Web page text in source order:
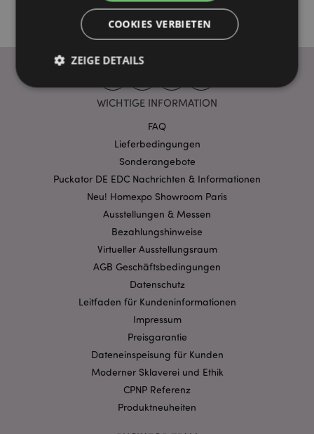
WICHTIGE INFORMATION
FAQ
Lieferbedingungen
Sonderangebote
Puckator DE EDC Nachrichten & Informationen
Neu! Homexpo Showroom Paris
Ausstellungen & Messen
Bezahlungshinweise
Virtueller Ausstellungsraum
AGB Geschäftsbedingungen
Datenschutz
Leitfaden für Kundeninformationen
Impressum
Preisgarantie
Dateneinspeisung für Kunden
Moderner Sklaverei und Ethik
CPNP Referenz
Produktneuheiten
COOKIES VERBIETEN
ZEIGE DETAILS
Streng-notwendige-Cookies ermöglichen
Benutzeranmeldung und die Kontoverwaltung.
Ohne unbedingt notwendige cookies kann die
Website nicht richtig genutzt werden.
.puckator.de
mage-cache-storage-section-
invalidation
Adobe Inc.
www.puckator.de
Datenschutzbestimmungen von Google